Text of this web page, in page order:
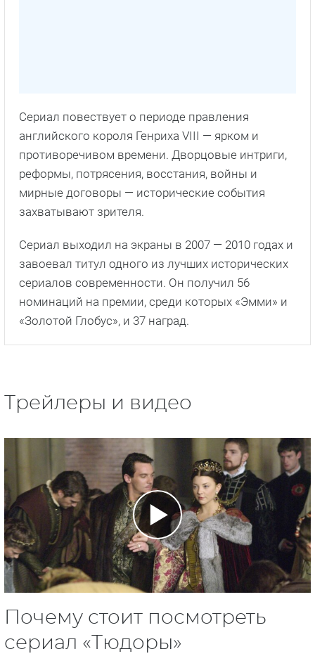
Сериал повествует о периоде правления
английского короля Генриха VIII — ярком и
противоречивом времени. Дворцовые интриги,
реформы, потрясения, восстания, войны и
мирные договоры — исторические события
захватывают зрителя.
Сериал выходил на экраны в 2007 — 2010 годах и
завоевал титул одного из лучших исторических
сериалов современности. Он получил 56
номинаций на премии, среди которых «Эмми» и
«Золотой Глобус», и 37 наград.
Трейлеры и видео
Почему стоит посмотреть
сериал «Тюдоры»